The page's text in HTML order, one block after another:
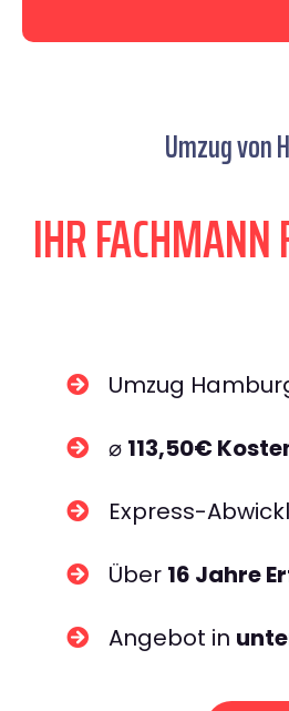
Umzug von
IHR
Umzug
⌀ 113,50€
Express-
Über 16 Jahre
Angebot in